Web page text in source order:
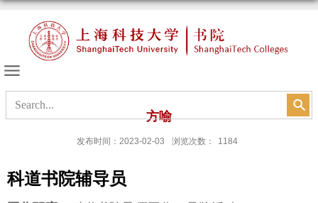
方喻
发布时间：2023-02-03 浏览次数： 1184
科道书院辅导员